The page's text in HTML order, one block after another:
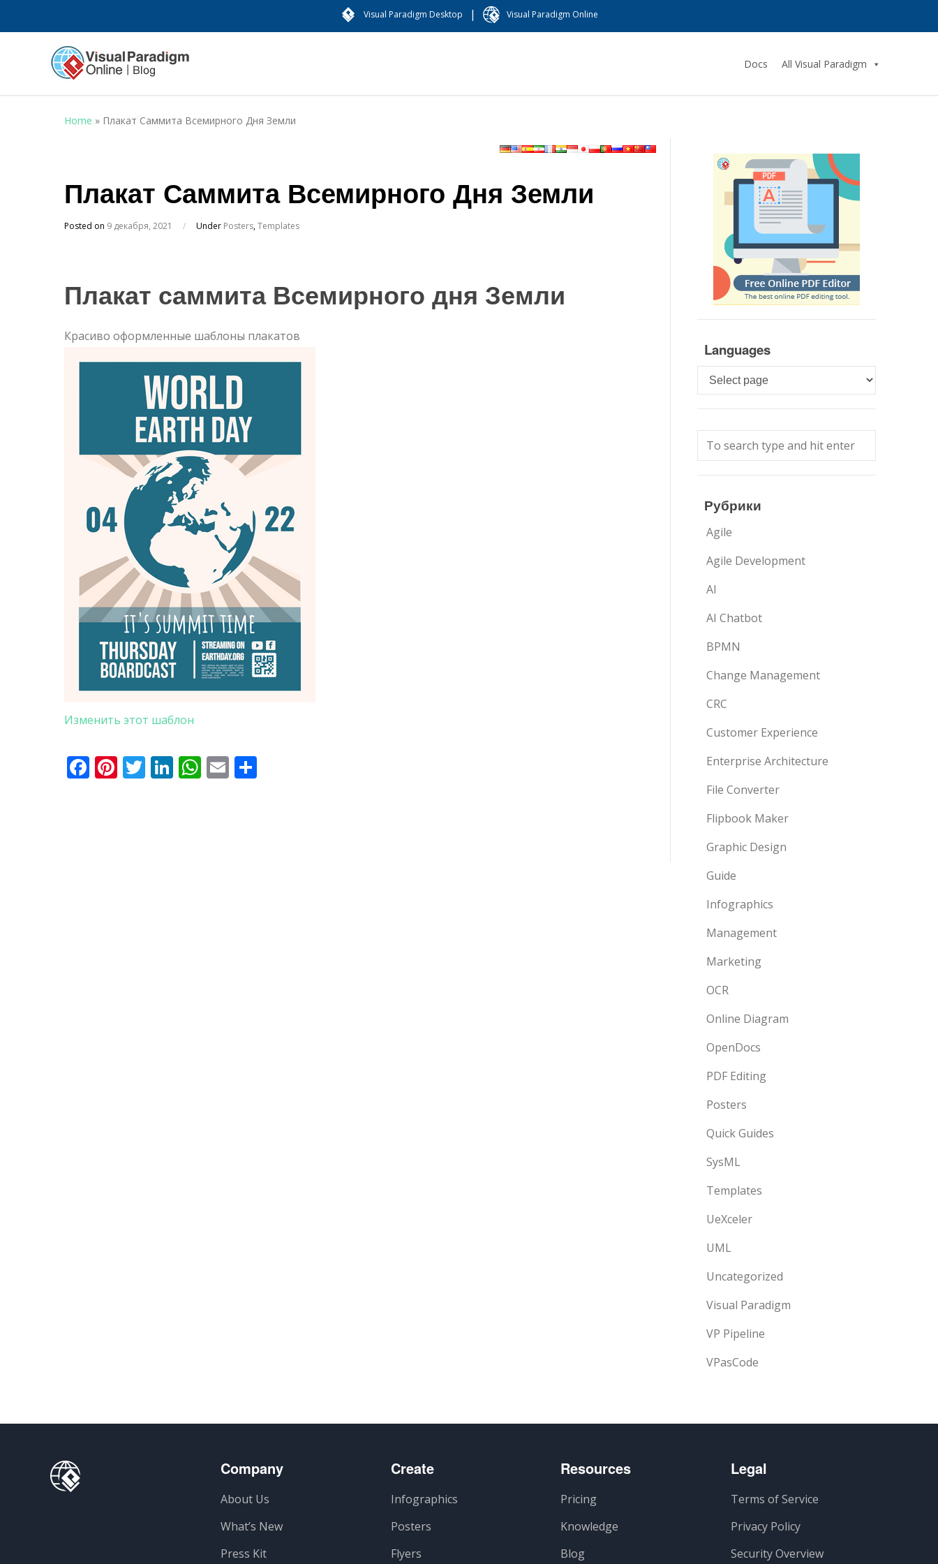
Visual Paradigm Desktop | Visual Paradigm Online
Docs All Visual Paradigm
Home » Плакат Саммита Всемирного Дня Земли
Плакат Саммита Всемирного Дня Земли
Posted on 9 декабря, 2021 / Under Posters,Templates
Плакат саммита Всемирного дня Земли
Красиво оформленные шаблоны плакатов
Изменить этот шаблон
Facebook
Pinterest
Twitter
LinkedIn
WhatsApp
Email
Languages
Languages
Рубрики
Agile
Agile Development
AI
AI Chatbot
BPMN
Change Management
CRC
Customer Experience
Enterprise Architecture
File Converter
Flipbook Maker
Graphic Design
Guide
Infographics
Management
Marketing
OCR
Online Diagram
OpenDocs
PDF Editing
Posters
Quick Guides
SysML
Templates
UeXceler
UML
Uncategorized
Visual Paradigm
VP Pipeline
VPasCode
Company
About Us
What’s New
Press Kit
Create
Infographics
Posters
Flyers
Resources
Pricing
Knowledge
Blog
Legal
Terms of Service
Privacy Policy
Security Overview